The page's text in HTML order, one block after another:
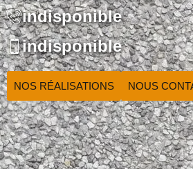
indisponible
indisponible
NOS RÉALISATIONS NOUS